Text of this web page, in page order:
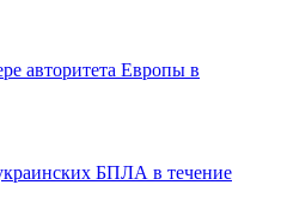
авторитета Европы в
БПЛА в течение